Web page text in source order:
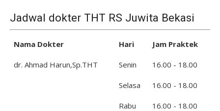
Jadwal dokter THT RS Juwita Bekasi
Nama Dokter Hari Jam Praktek
dr. Ahmad Harun,Sp.THT Senin 16.00 - 18.00
Selasa 16.00 - 18.00
Rabu 16.00 - 18.00